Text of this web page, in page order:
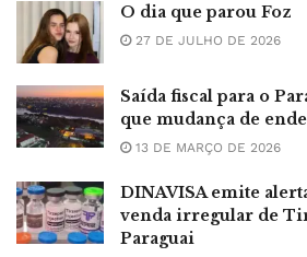
O dia que parou Foz
27 DE JULHO DE 2026
Saída fiscal para o
que mudança de
13 DE MARÇO DE 2026
DINAVISA emite
venda irregular de
Paraguai